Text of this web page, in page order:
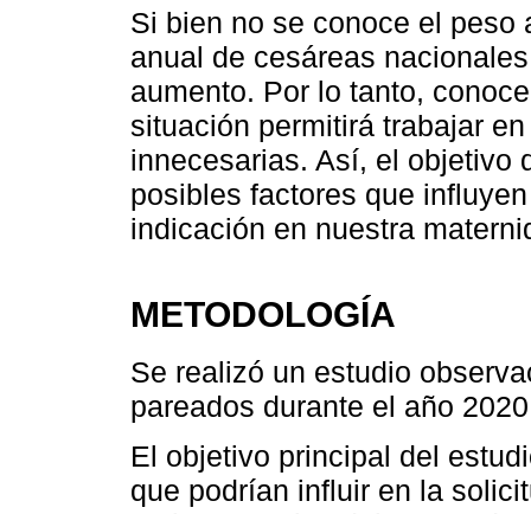
Si bien no se conoce el
anual de cesáreas
aumento. Por lo tanto,
situación permitirá trabajar
innecesarias. Así, el objetivo
posibles factores que
indicación en nuestra
METODOLOGÍA
Se realizó un estudio
pareados durante el año
El objetivo principal del
que podrían influir en la